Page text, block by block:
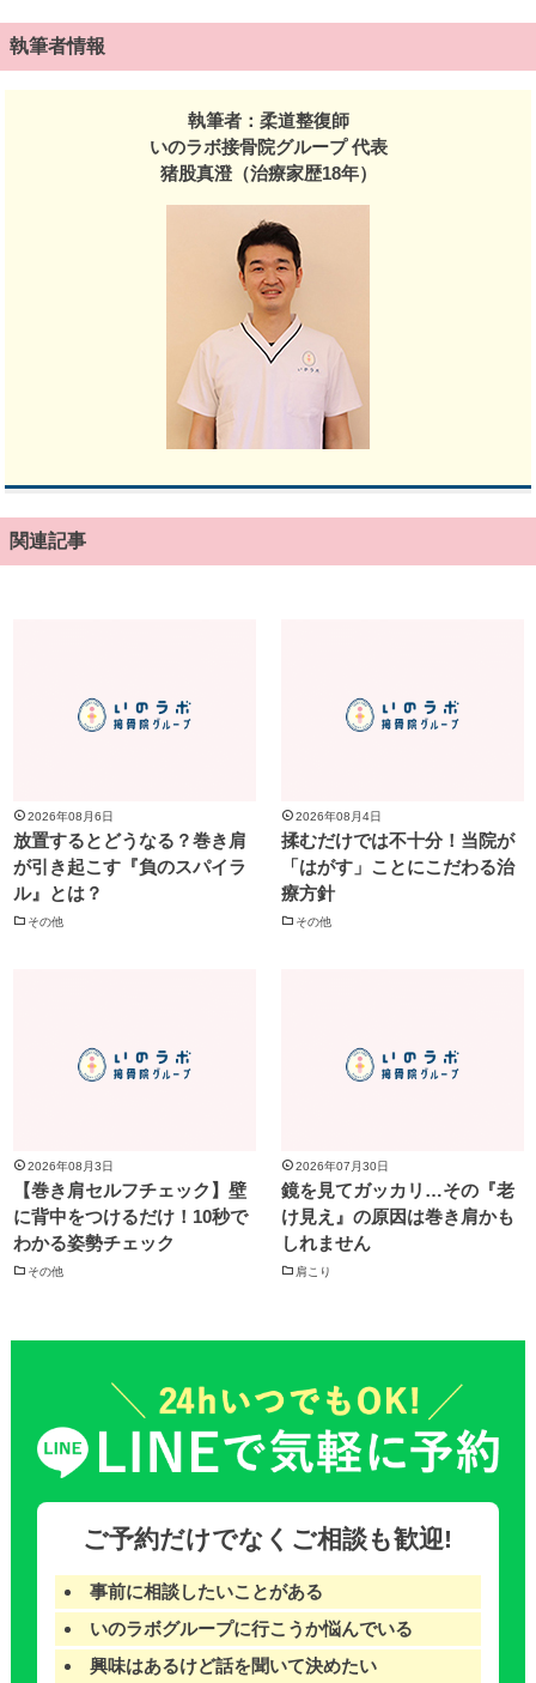
執筆者情報
執筆者：柔道整復師
いのラボ接骨院グループ 代表
猪股真澄（治療家歴18年）
関連記事
2026年08月6日
放置するとどうなる？巻き肩
が引き起こす『負のスパイラ
ル』とは？
その他
2026年08月4日
揉むだけでは不十分！当院が
「はがす」ことにこだわる治
療方針
その他
2026年08月3日
【巻き肩セルフチェック】壁
に背中をつけるだけ！10秒で
わかる姿勢チェック
その他
2026年07月30日
鏡を見てガッカリ…その『老
け見え』の原因は巻き肩かも
しれません
肩こり
ご予約だけでなくご相談も歓迎!
事前に相談したいことがある
いのラボグループに行こうか悩んでいる
興味はあるけど話を聞いて決めたい